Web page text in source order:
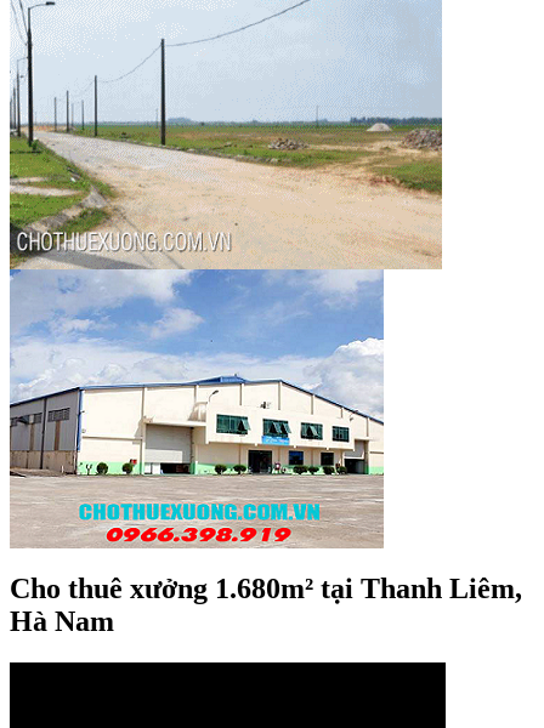
Cho thuê xưởng 1.680m² tại Thanh Liêm,
Hà Nam